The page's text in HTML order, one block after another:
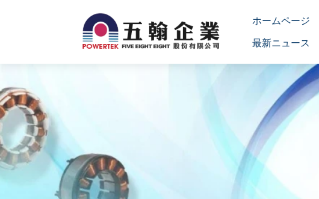
ホームページ
最新ニュース